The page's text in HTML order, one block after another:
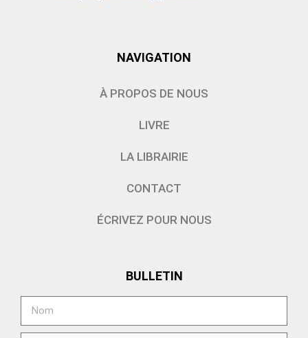
NAVIGATION
À PROPOS DE NOUS
LIVRE
LA LIBRAIRIE
CONTACT
ÉCRIVEZ POUR NOUS
BULLETIN